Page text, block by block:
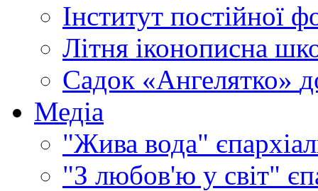
Інститут постійної
Літня іконописна
Садок «Ангелятко»
Медіа
"Жива вода"
"З любов'ю у світ"